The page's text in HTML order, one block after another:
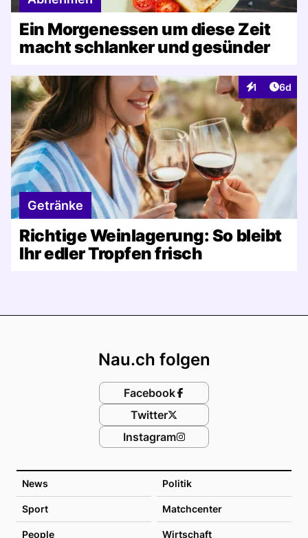
Ein Morgenessen um diese Zeit
macht schlanker und gesünder
1
Interaktionen
6d
Getränke
Richtige Weinlagerung: So bleibt
Ihr edler Tropfen frisch
News Politik
Sport Matchcenter
People Wirtschaft
Nau.ch folgen
Facebook
Twitter
Instagram